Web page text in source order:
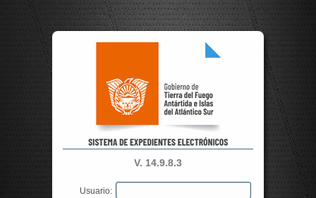
V. 14.9.8.3
Usuario: